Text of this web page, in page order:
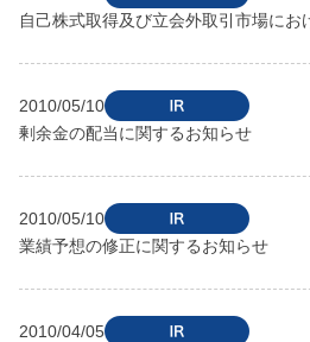
自己株式取得及び立会外取引市場にお
2010/05/10
剰余金の配当に関するお知らせ
2010/05/10
業績予想の修正に関するお知らせ
2010/04/05